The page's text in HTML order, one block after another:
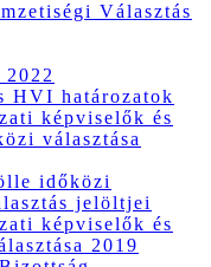
Választás
HVI határozatok
képviselők és
választása
időközi
jelöltjei
képviselők és
2019